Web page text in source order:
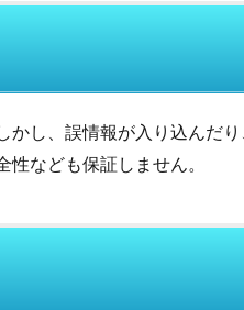
し、誤情報が入り込んだ
なども保証しません。